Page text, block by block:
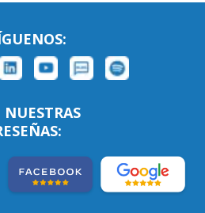
NUESTRAS